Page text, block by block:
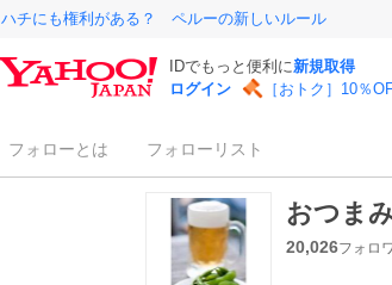
ハチにも権利がある？ ペルーの新しいルール
IDでもっと便利に新規取得
ログイン
［おトク］10％
フォローとは フォローリスト
おつま
20,026フォロ